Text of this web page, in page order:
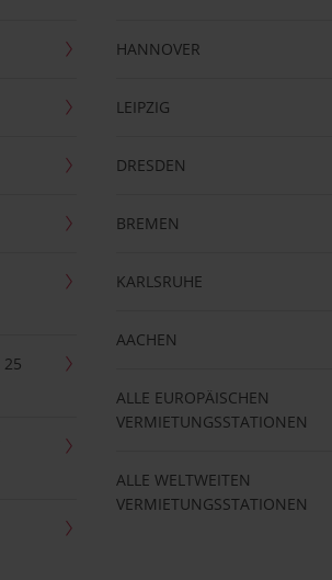
25
HANNOVER
LEIPZIG
DRESDEN
BREMEN
KARLSRUHE
AACHEN
ALLE EUROPÄISCHEN
VERMIETUNGSSTATIONEN
ALLE WELTWEITEN
VERMIETUNGSSTATIONEN